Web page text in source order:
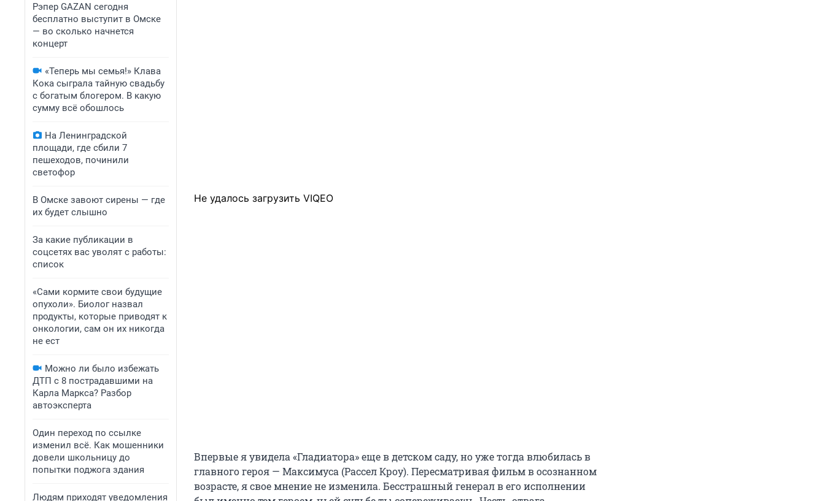
Рэпер GAZAN сегодня
бесплатно выступит в Омске
— во сколько начнется
концерт
«Теперь мы семья!» Клава
Кока сыграла тайную свадьбу
с богатым блогером. В какую
сумму всё обошлось
На Ленинградской
площади, где сбили 7
пешеходов, починили
светофор
В Омске завоют сирены — где
их будет слышно
За какие публикации в
соцсетях вас уволят с работы:
список
«Сами кормите свои будущие
опухоли». Биолог назвал
продукты, которые приводят к
онкологии, сам он их никогда
не ест
Можно ли было избежать
ДТП с 8 пострадавшими на
Карла Маркса? Разбор
автоэксперта
Один переход по ссылке
изменил всё. Как мошенники
довели школьницу до
попытки поджога здания
Людям приходят уведомления
Не удалось загрузить VIQEO
Впервые я увидела «Гладиатора» еще в детском саду, но уже тогда влюбилась в
главного героя — Максимуса (Рассел Кроу). Пересматривая фильм в осознанном
возрасте, я свое мнение не изменила. Бесстрашный генерал в его исполнении